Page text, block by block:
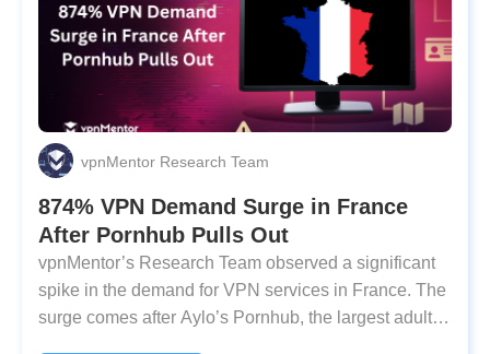
vpnMentor Research Team
874% VPN Demand Surge in France
After Pornhub Pulls Out
vpnMentor’s Research Team observed a significant
spike in the demand for VPN services in France. The
surge comes after Aylo’s Pornhub, the largest adult